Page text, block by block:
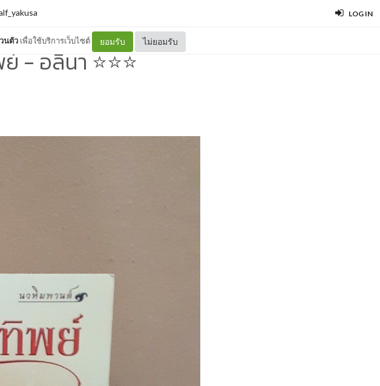
LOG IN
นตัว เพื่อใช้บริการเว็บไซต์ ยอมรับ ไม่ยอมรับ
- อลินา ⭐⭐⭐